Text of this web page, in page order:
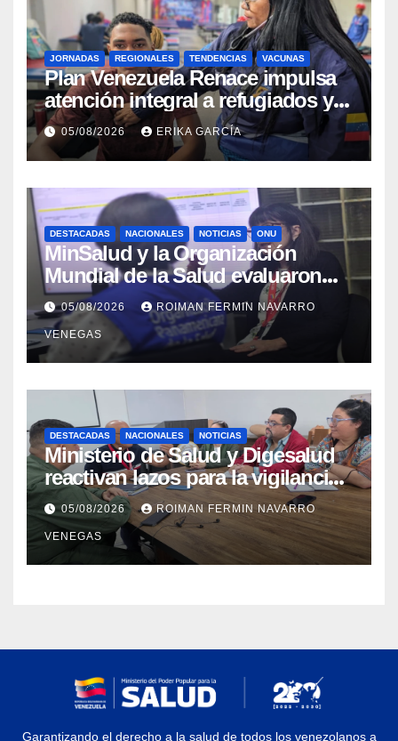
JORNADAS REGIONALES TENDENCIAS VACUNAS
​Plan Venezuela Renace impulsa
atención integral a refugiados y
evaluación de vacunación en
Aragua
05/08/2026 ERIKA GARCÍA
DESTACADAS NACIONALES NOTICIAS ONU
MinSalud y la Organización
Mundial de la Salud evaluaron
propuesta técnica integral en
materia de agua saneamiento e
higiene ante contingencia
sísmica
05/08/2026 ROIMAN FERMIN NAVARRO
VENEGAS
DESTACADAS NACIONALES NOTICIAS
Ministerio de Salud y Digesalud
reactivan lazos para la vigilancia
epidemiológica y el control de
enfermedades
05/08/2026 ROIMAN FERMIN NAVARRO
VENEGAS
Garantizando el derecho a la salud de todos los venezolanos a